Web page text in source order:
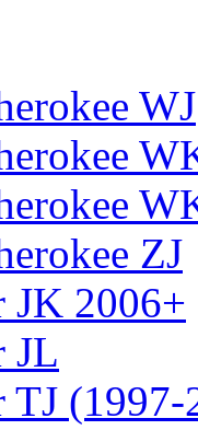
WJ
ZJ
JK 2006+
JL
TJ